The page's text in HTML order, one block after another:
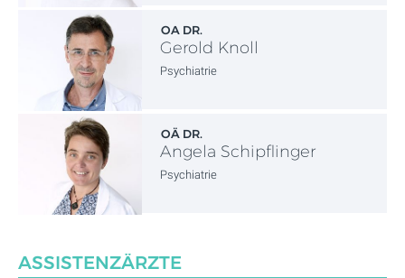
OA DR.
Gerold Knoll
Psychiatrie
OÄ DR.
Angela Schipflinger
Psychiatrie
ASSISTENZÄRZTE